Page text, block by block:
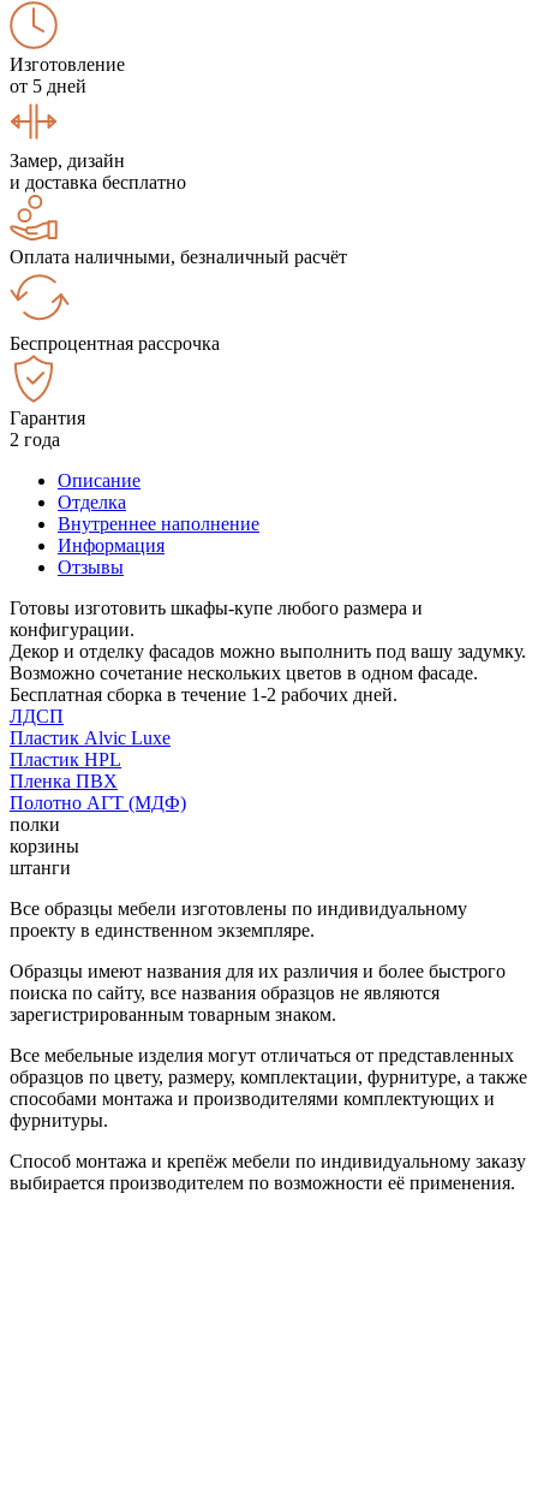
Изготовление
от 5 дней
Замер, дизайн
и доставка бесплатно
Оплата наличными, безналичный расчёт
Беспроцентная рассрочка
Гарантия
2 года
Описание
Отделка
Внутреннее наполнение
Информация
Отзывы
Готовы изготовить шкафы-купе любого размера и
конфигурации.
Декор и отделку фасадов можно выполнить под вашу задумку.
Возможно сочетание нескольких цветов в одном фасаде.
Бесплатная сборка в течение 1-2 рабочих дней.
ЛДСП
Пластик Alvic Luxe
Пластик HPL
Пленка ПВХ
Полотно АГТ (МДФ)
полки
корзины
штанги
Все образцы мебели изготовлены по индивидуальному
проекту в единственном экземпляре.
Образцы имеют названия для их различия и более быстрого
поиска по сайту, все названия образцов не являются
зарегистрированным товарным знаком.
Все мебельные изделия могут отличаться от представленных
образцов по цвету, размеру, комплектации, фурнитуре, а также
способами монтажа и производителями комплектующих и
фурнитуры.
Способ монтажа и крепёж мебели по индивидуальному заказу
выбирается производителем по возможности её применения.